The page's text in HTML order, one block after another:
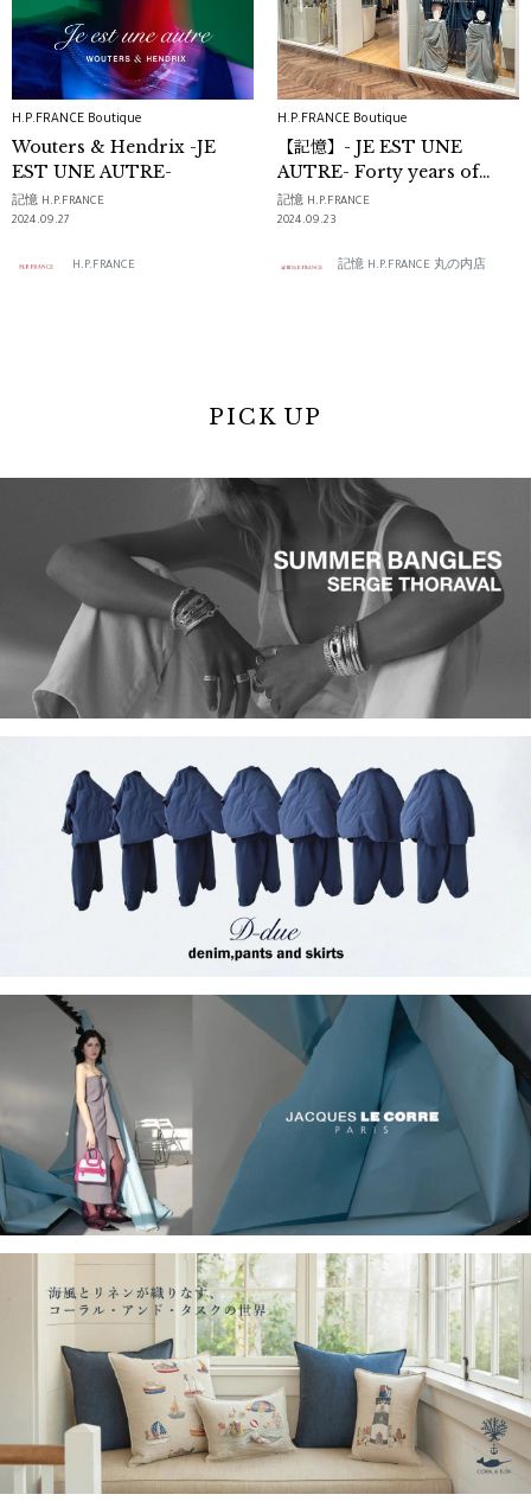
H.P.FRANCE Boutique
Wouters & Hendrix -JE
EST UNE AUTRE-
記憶 H.P.FRANCE
2024.09.27
H.P.FRANCE
H.P.FRANCE Boutique
【記憶】- JE EST UNE
AUTRE- Forty years of
Wouters&Hendrix
記憶 H.P.FRANCE
2024.09.23
記憶 H.P.FRANCE 丸の内店
PICK UP